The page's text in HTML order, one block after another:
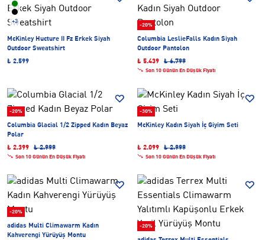
+3
McKinley Hucture II Fz Erkek Siyah
Outdoor Sweatshirt
₺ 2.599
-20%
Columbia LeslieFalls Kadın Siyah
Outdoor Pantolon
₺ 5.439
₺ 6.799
Son 10 Günün En Düşük Fiyatı
-20%
Columbia Glacial 1/2 Zipped Kadın Beyaz
Polar
₺ 2.399
₺ 2.999
Son 10 Günün En Düşük Fiyatı
-30%
McKinley Kadın Siyah İç Giyim Seti
₺ 2.099 ₺ 2.999
Son 10 Günün En Düşük Fiyatı
-20%
adidas Multi Climawarm Kadın
Kahverengi Yürüyüş Montu
-20%